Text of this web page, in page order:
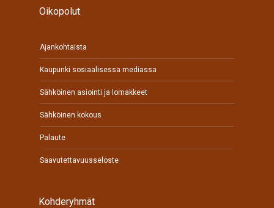
Oikopolut
Ajankohtaista
Kaupunki sosiaalisessa mediassa
Sähköinen asiointi ja lomakkeet
Sähköinen kokous
Palaute
Saavutettavuusseloste
Kohderyhmät